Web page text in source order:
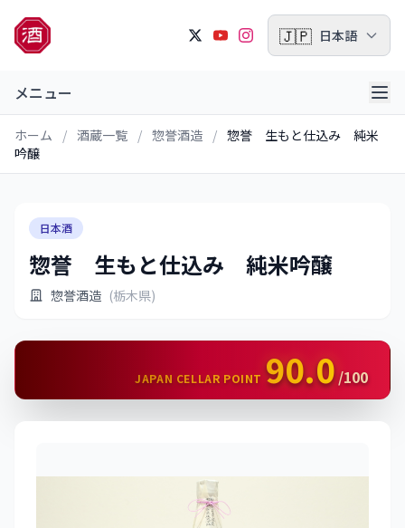
🇯🇵 日本語
メニュー
ホーム / 酒蔵一覧 / 惣誉酒造 / 惣誉 生もと仕込み 純米
吟醸
日本酒
惣誉 生もと仕込み 純米吟醸
惣誉酒造 (栃木県)
JAPAN CELLAR POINT 90.0 /100